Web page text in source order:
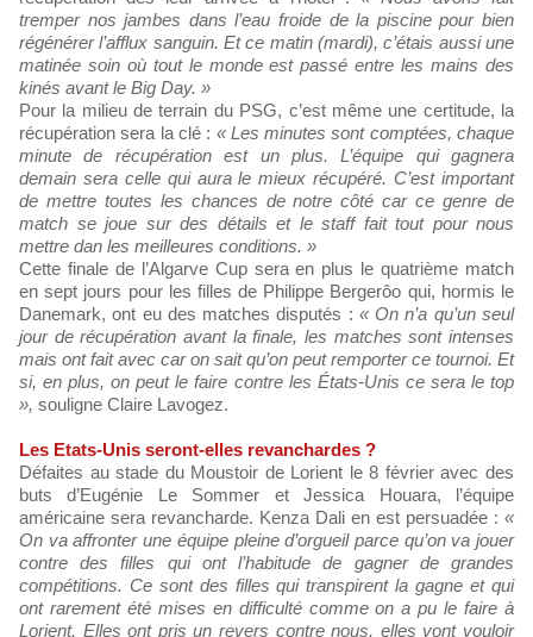
tremper nos jambes dans l’eau froide de la piscine pour bien
régénérer l’afflux sanguin. Et ce matin (mardi), c’étais aussi une
matinée soin où tout le monde est passé entre les mains des
kinés avant le Big Day. »
Pour la milieu de terrain du PSG, c’est même une certitude, la
récupération sera la clé : « Les minutes sont comptées, chaque
minute de récupération est un plus. L’équipe qui gagnera
demain sera celle qui aura le mieux récupéré. C’est important
de mettre toutes les chances de notre côté car ce genre de
match se joue sur des détails et le staff fait tout pour nous
mettre dan les meilleures conditions. »
Cette finale de l’Algarve Cup sera en plus le quatrième match
en sept jours pour les filles de Philippe Bergerôo qui, hormis le
Danemark, ont eu des matches disputés : « On n’a qu’un seul
jour de récupération avant la finale, les matches sont intenses
mais ont fait avec car on sait qu’on peut remporter ce tournoi. Et
si, en plus, on peut le faire contre les États-Unis ce sera le top
», souligne Claire Lavogez.
Les Etats-Unis seront-elles revanchardes ?
Défaites au stade du Moustoir de Lorient le 8 février avec des
buts d’Eugénie Le Sommer et Jessica Houara, l’équipe
américaine sera revancharde. Kenza Dali en est persuadée : «
On va affronter une équipe pleine d’orgueil parce qu’on va jouer
contre des filles qui ont l’habitude de gagner de grandes
compétitions. Ce sont des filles qui transpirent la gagne et qui
ont rarement été mises en difficulté comme on a pu le faire à
Lorient. Elles ont pris un revers contre nous, elles vont vouloir